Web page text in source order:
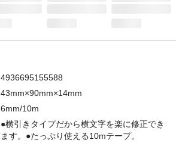
4936695155588
43mm×90mm×14mm
6mm/10m
●横引きタイプだから横文字を楽に修正でき
ます。●たっぷり使える10mテープ。